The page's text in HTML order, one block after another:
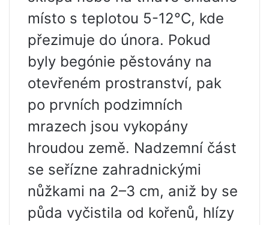
místo s teplotou 5-12°C, kde
přezimuje do února. Pokud
byly begónie pěstovány na
otevřeném prostranství, pak
po prvních podzimních
mrazech jsou vykopány
hroudou země. Nadzemní část
se seřízne zahradnickými
nůžkami na 2–3 cm, aniž by se
půda vyčistila od kořenů, hlízy